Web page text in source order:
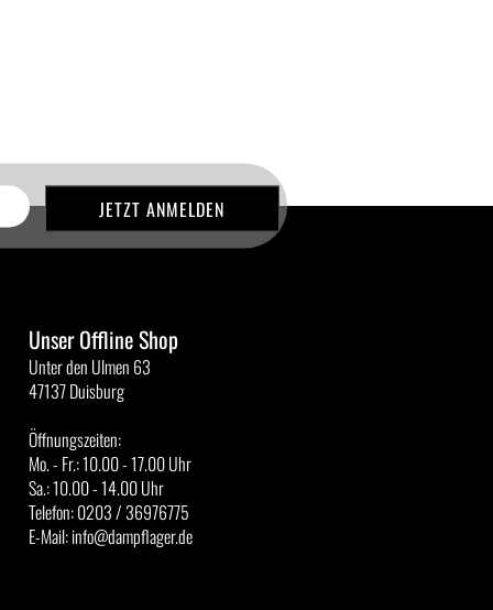
Unser Offline Shop
Unter den Ulmen 63
47137 Duisburg
Öffnungszeiten:
Mo. - Fr.: 10.00 - 17.00 Uhr
Sa.: 10.00 - 14.00 Uhr
Telefon: 0203 / 36976775
E-Mail: info@dampflager.de